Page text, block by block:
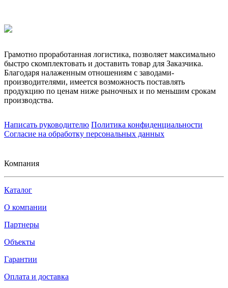
Грамотно проработанная логистика, позволяет максимально
быстро скомплектовать и доставить товар для Заказчика.
Благодаря налаженным отношениям с заводами-
производителями, имеется возможность поставлять
продукцию по ценам ниже рыночных и по меньшим срокам
производства.
Написать руководителю Политика конфиденциальности
Согласие на обработку персональных данных
Компания
Каталог
О компании
Партнеры
Объекты
Гарантии
Оплата и доставка